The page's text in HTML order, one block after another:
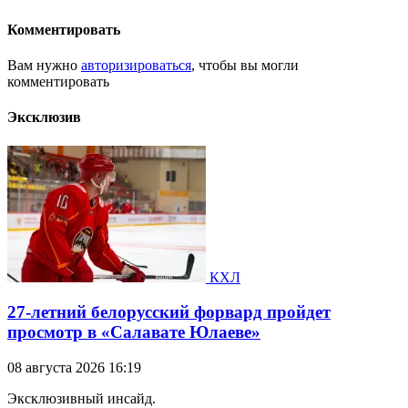
Комментировать
Вам нужно авторизироваться, чтобы вы могли
комментировать
Эксклюзив
КХЛ
27-летний белорусский форвард пройдет
просмотр в «Салавате Юлаеве»
08 августа 2026 16:19
Эксклюзивный инсайд.